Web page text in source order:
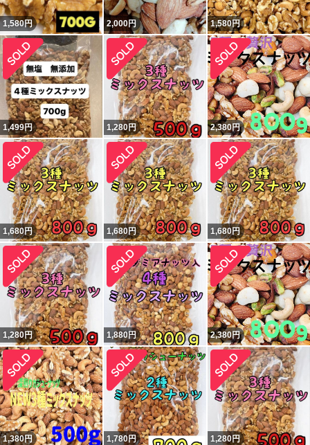
1,580円 2,000円 1,580円
1,499円 1,280円 2,380円
1,680円 1,680円 1,680円
1,280円 1,880円 2,380円
1,380円 1,780円 1,280円